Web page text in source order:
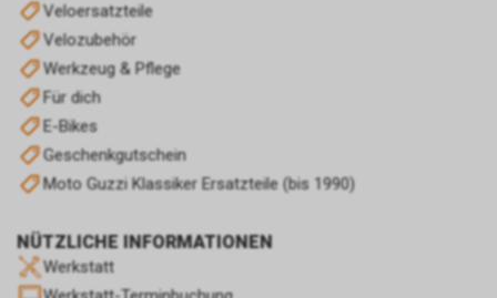
Veloersatzteile
Velozubehör
Werkzeug & Pflege
Für dich
E-Bikes
Geschenkgutschein
Moto Guzzi Klassiker Ersatzteile (bis 1990)
NÜTZLICHE INFORMATIONEN
Werkstatt